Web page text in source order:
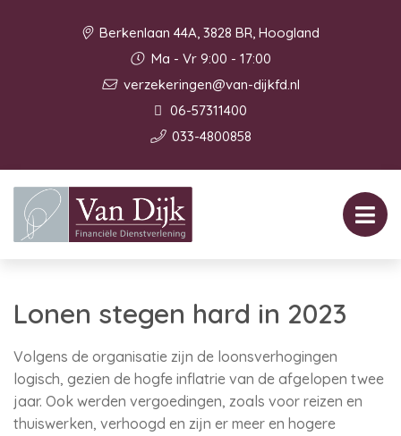
Berkenlaan 44A, 3828 BR, Hoogland
Ma - Vr 9:00 - 17:00
verzekeringen@van-dijkfd.nl
06-57311400
033-4800858
Lonen stegen hard in 2023
Volgens de organisatie zijn de loonsverhogingen
logisch, gezien de hogfe inflatrie van de afgelopen twee
jaar. Ook werden vergoedingen, zoals voor reizen en
thuiswerken, verhoogd en zijn er meer en hogere